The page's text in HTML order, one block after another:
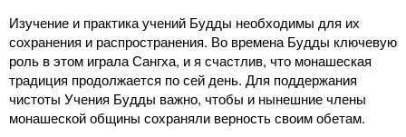
Изучение и практика учений Будды необходимы для их
сохранения и распространения. Во времена Будды ключевую
роль в этом играла Сангха, и я счастлив, что монашеская
традиция продолжается по сей день. Для поддержания
чистоты Учения Будды важно, чтобы и нынешние члены
монашеской общины сохраняли верность своим обетам.